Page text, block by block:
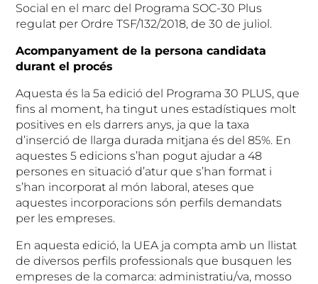
Social en el marc del Programa SOC-30 Plus
regulat per Ordre TSF/132/2018, de 30 de juliol.
Acompanyament de la persona candidata
durant el procés
Aquesta és la 5a edició del Programa 30 PLUS, que
fins al moment, ha tingut unes estadístiques molt
positives en els darrers anys, ja que la taxa
d’inserció de llarga durada mitjana és del 85%. En
aquestes 5 edicions s’han pogut ajudar a 48
persones en situació d’atur que s’han format i
s’han incorporat al món laboral, ateses que
aquestes incorporacions són perfils demandats
per les empreses.
En aquesta edició, la UEA ja compta amb un llistat
de diversos perfils professionals que busquen les
empreses de la comarca: administratiu/va, mosso